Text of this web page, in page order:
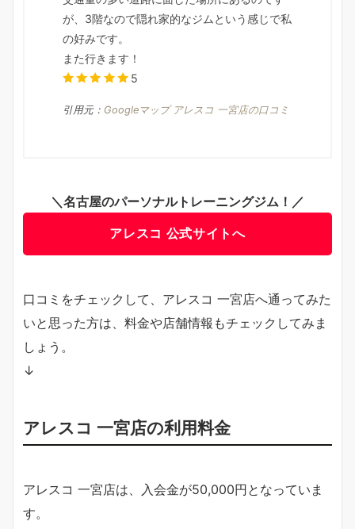
が、3階なので隠れ家的なジムという感じで私
の好みです。
また行きます！
5
引用元： Googleマップ アレスコ 一宮店の口コミ
＼名古屋のパーソナルトレーニングジム！／
アレスコ 公式サイトへ
口コミをチェックして、アレスコ 一宮店へ通ってみた
いと思った方は、料金や店舗情報もチェックしてみま
しょう。
↓
アレスコ 一宮店の利用料金
アレスコ 一宮店は、入会金が50,000円となっていま
す。